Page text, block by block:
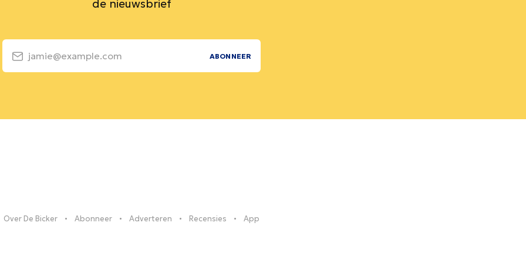
de nieuwsbrief
jamie@example.com ABONNEER
Over De Bicker Abonneer Adverteren Recensies App